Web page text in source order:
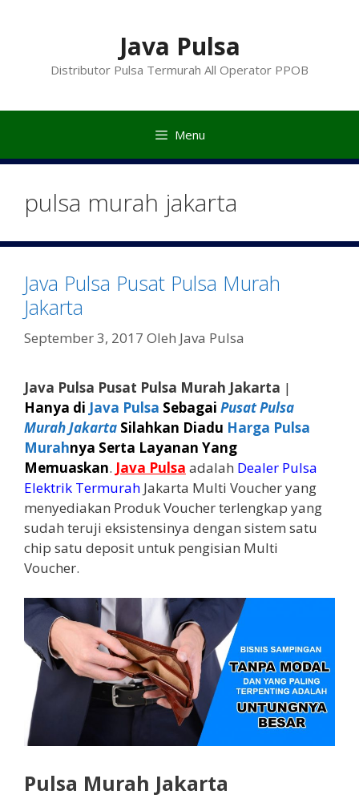
Java Pulsa
Distributor Pulsa Termurah All Operator PPOB
Menu
pulsa murah jakarta
Java Pulsa Pusat Pulsa Murah
Jakarta
September 3, 2017 Oleh Java Pulsa
Java Pulsa Pusat Pulsa Murah Jakarta |
Hanya di Java Pulsa Sebagai Pusat Pulsa
Murah Jakarta Silahkan Diadu Harga Pulsa
Murahnya Serta Layanan Yang
Memuaskan. Java Pulsa adalah Dealer Pulsa
Elektrik Termurah Jakarta Multi Voucher yang
menyediakan Produk Voucher terlengkap yang
sudah teruji eksistensinya dengan sistem satu
chip satu deposit untuk pengisian Multi
Voucher.
Pulsa Murah Jakarta